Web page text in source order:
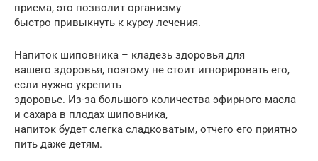
приема, это позволит организму
быстро привыкнуть к курсу лечения.
Напиток шиповника – кладезь здоровья для
вашего здоровья, поэтому не стоит игнорировать его,
если нужно укрепить
здоровье. Из-за большого количества эфирного масла
и сахара в плодах шиповника,
напиток будет слегка сладковатым, отчего его приятно
пить даже детям.